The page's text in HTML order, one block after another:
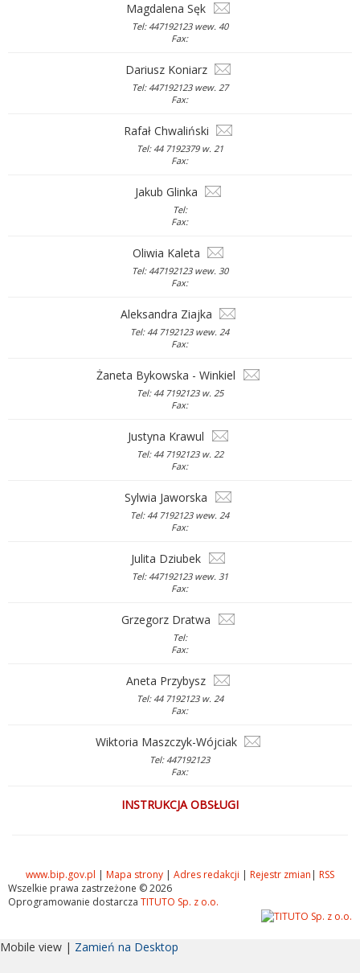
Magdalena Sęk
Tel: 447192123 wew. 40
Fax:
Dariusz Koniarz
Tel: 447192123 wew. 27
Fax:
Rafał Chwaliński
Tel: 44 7192379 w. 21
Fax:
Jakub Glinka
Tel:
Fax:
Oliwia Kaleta
Tel: 447192123 wew. 30
Fax:
Aleksandra Ziajka
Tel: 44 7192123 wew. 24
Fax:
Żaneta Bykowska - Winkiel
Tel: 44 7192123 w. 25
Fax:
Justyna Krawul
Tel: 44 7192123 w. 22
Fax:
Sylwia Jaworska
Tel: 44 7192123 wew. 24
Fax:
Julita Dziubek
Tel: 447192123 wew. 31
Fax:
Grzegorz Dratwa
Tel:
Fax:
Aneta Przybysz
Tel: 44 7192123 w. 24
Fax:
Wiktoria Maszczyk-Wójciak
Tel: 447192123
Fax:
INSTRUKCJA OBSŁUGI
www.bip.gov.pl | Mapa strony | Adres redakcji | Rejestr zmian | RSS
Wszelkie prawa zastrzeżone © 2026
Oprogramowanie dostarcza TITUTO Sp. z o.o.
Mobile view | Zamień na Desktop